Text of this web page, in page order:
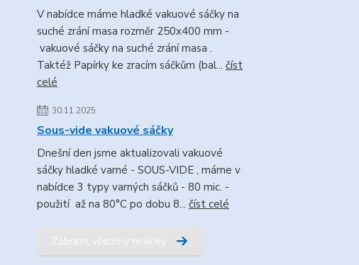
V nabídce máme hladké vakuové sáčky na
suché zrání masa rozměr 250x400 mm -
vakuové sáčky na suché zrání masa .
Taktéž Papírky ke zracím sáčkům (bal... číst
celé
30.11.2025
Sous-vide vakuové sáčky
Dnešní den jsme aktualizovali vakuové
sáčky hladké varné - SOUS-VIDE , máme v
nabídce 3 typy varných sáčků - 80 mic. -
použití až na 80°C po dobu 8... číst celé
Zobrazit všechny novinky